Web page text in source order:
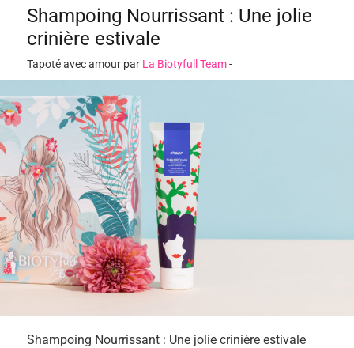
Shampoing Nourrissant : Une jolie
crinière estivale
Tapoté avec amour par La Biotyfull Team-
Shampoing Nourrissant : Une jolie crinière estivale